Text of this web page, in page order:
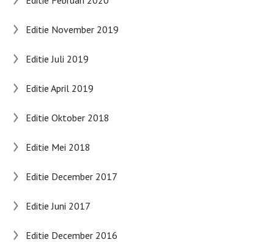
Editie November 2019
Editie Juli 2019
Editie April 2019
Editie Oktober 2018
Editie Mei 2018
Editie December 2017
Editie Juni 2017
Editie December 2016